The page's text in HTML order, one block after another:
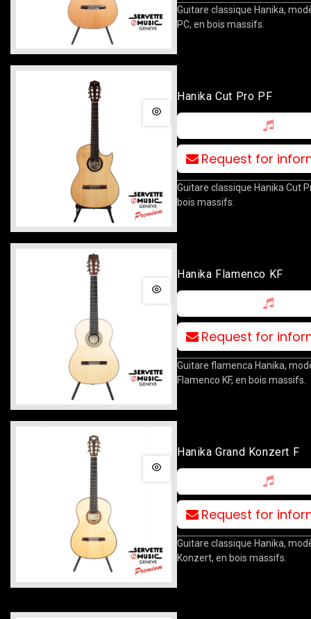
Guitare classique Hanika,
PC, en bois massifs.
Hanika Cut Pro PF
Request for
Guitare classique Hanika Cut
bois massifs.
Hanika Flamenco KF
Request for
Guitare flamenca Hanika,
Flamenco KF, en bois massifs.
Hanika Grand Konzert F
Request for
Guitare classique Hanika,
Konzert, en bois massifs.